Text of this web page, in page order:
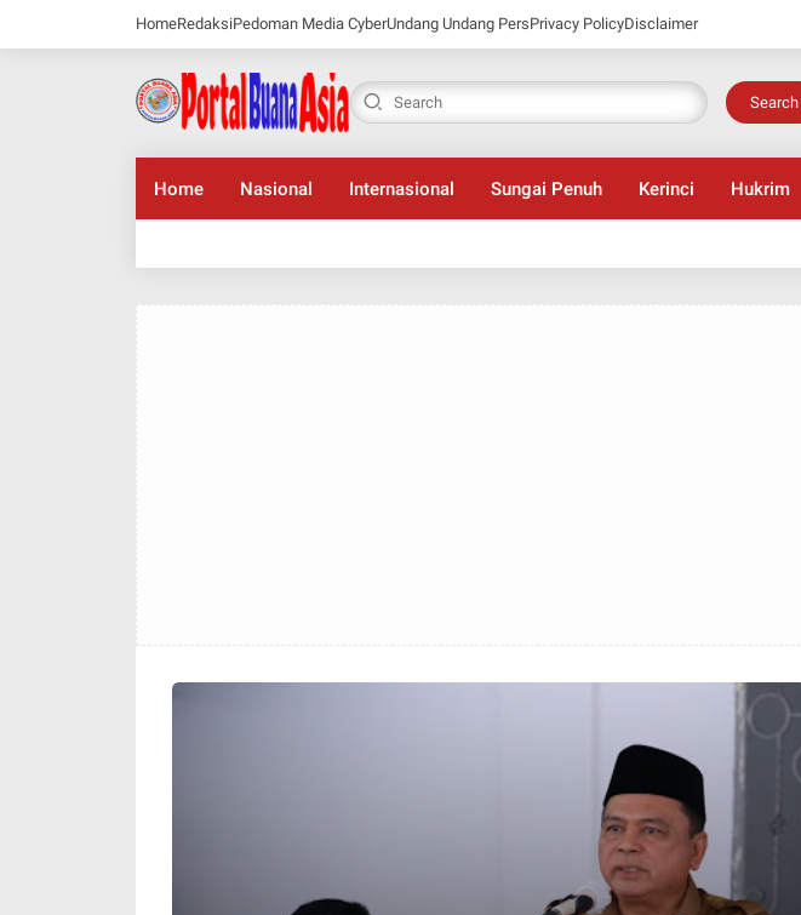
HomeRedaksiPedoman Media CyberUndang Undang PersPrivacy PolicyDisclaimer
Search
Home Nasional Internasional Sungai Penuh Kerinci Hukrim